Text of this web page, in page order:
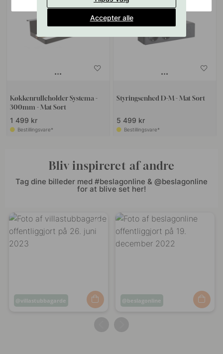
Køkkenrulleholder Systema -
300mm - Mat Sort
1 499 kr
Bestillingsvare*
Styringsenhed D-M - Mat Sort
5 499 kr
Bestillingsvare*
Bliv inspireret af andre
Tag dine billeder med #beslagonline & @beslagonline
for at blive set her!
Opslag
villastubbagarde
Opslag
af
beslagonline
Accepter alle